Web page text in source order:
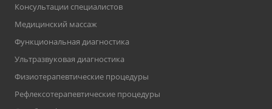
Консультации специалистов
Медицинский массаж
Функциональная диагностика
Ультразвуковая диагностика
Физиотерапевтические процедуры
Рефлексотерапевтические процедуры